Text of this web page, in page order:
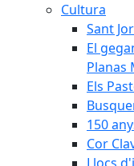
Cultura
Sant
El
Planas
Els
150
Cor